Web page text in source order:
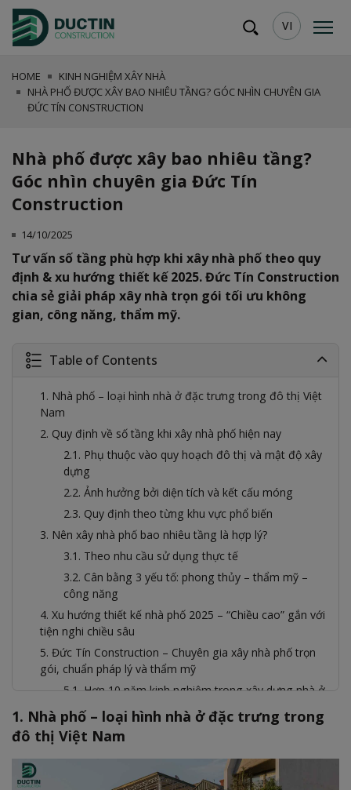
VI
HOME
KINH NGHIỆM XÂY NHÀ
NHÀ PHỐ ĐƯỢC XÂY BAO NHIÊU TẦNG? GÓC NHÌN CHUYÊN GIA
ĐỨC TÍN CONSTRUCTION
Nhà phố được xây bao nhiêu tầng?
Góc nhìn chuyên gia Đức Tín
Construction
14/10/2025
Tư vấn số tầng phù hợp khi xây nhà phố theo quy
định & xu hướng thiết kế 2025. Đức Tín Construction
chia sẻ giải pháp xây nhà trọn gói tối ưu không
gian, công năng, thẩm mỹ.
Table of Contents
1. Nhà phố – loại hình nhà ở đặc trưng trong đô thị Việt
Nam
2. Quy định về số tầng khi xây nhà phố hiện nay
2.1. Phụ thuộc vào quy hoạch đô thị và mật độ xây
dựng
2.2. Ảnh hưởng bởi diện tích và kết cấu móng
2.3. Quy định theo từng khu vực phổ biến
3. Nên xây nhà phố bao nhiêu tầng là hợp lý?
3.1. Theo nhu cầu sử dụng thực tế
3.2. Cân bằng 3 yếu tố: phong thủy – thẩm mỹ –
công năng
4. Xu hướng thiết kế nhà phố 2025 – “Chiều cao” gắn với
tiện nghi chiều sâu
5. Đức Tín Construction – Chuyên gia xây nhà phố trọn
gói, chuẩn pháp lý và thẩm mỹ
5.1. Hơn 10 năm kinh nghiệm trong xây dựng nhà ở
cao tầng
5.2. Quy trình “trọn gói minh bạch”
5.3. Khác biệt của Đức Tín
1. Nhà phố – loại hình nhà ở đặc trưng trong
đô thị Việt Nam